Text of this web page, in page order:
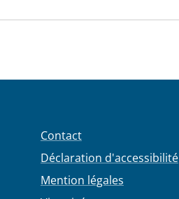
Contact
Déclaration d'accessibilité
Mention légales